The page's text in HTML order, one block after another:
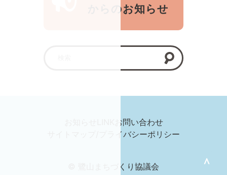
からのお知らせ
＞
お問い合わせ
サイトマップ/プライバシーポリシー
© 鷺山まちづくり協議会